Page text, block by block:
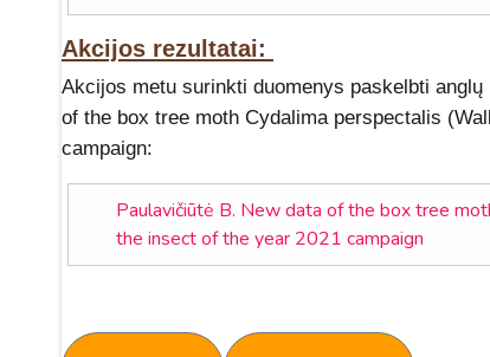
Akcijos rezultatai:
Akcijos metu surinkti duomenys paskelbti
of the box tree moth Cydalima perspectalis
campaign:
Paulavičiūtė B. New data of the box tree
the insect of the year 2021 campaign